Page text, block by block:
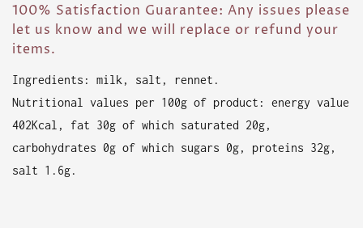
100% Satisfaction Guarantee: Any issues please
let us know and we will replace or refund your
items.
Ingredients: milk, salt, rennet.
Nutritional values ​​per 100g of product: energy value
402Kcal, fat 30g of which saturated 20g,
carbohydrates 0g of which sugars 0g, proteins 32g,
salt 1.6g.